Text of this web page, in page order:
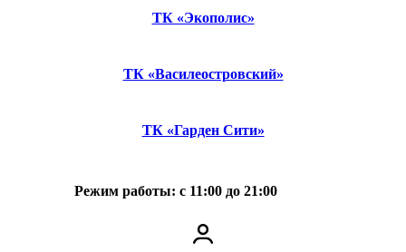
ТК «Экополис»
ТК «Василеостровский»
ТК «Гарден Сити»
Режим работы: с 11:00 до 21:00